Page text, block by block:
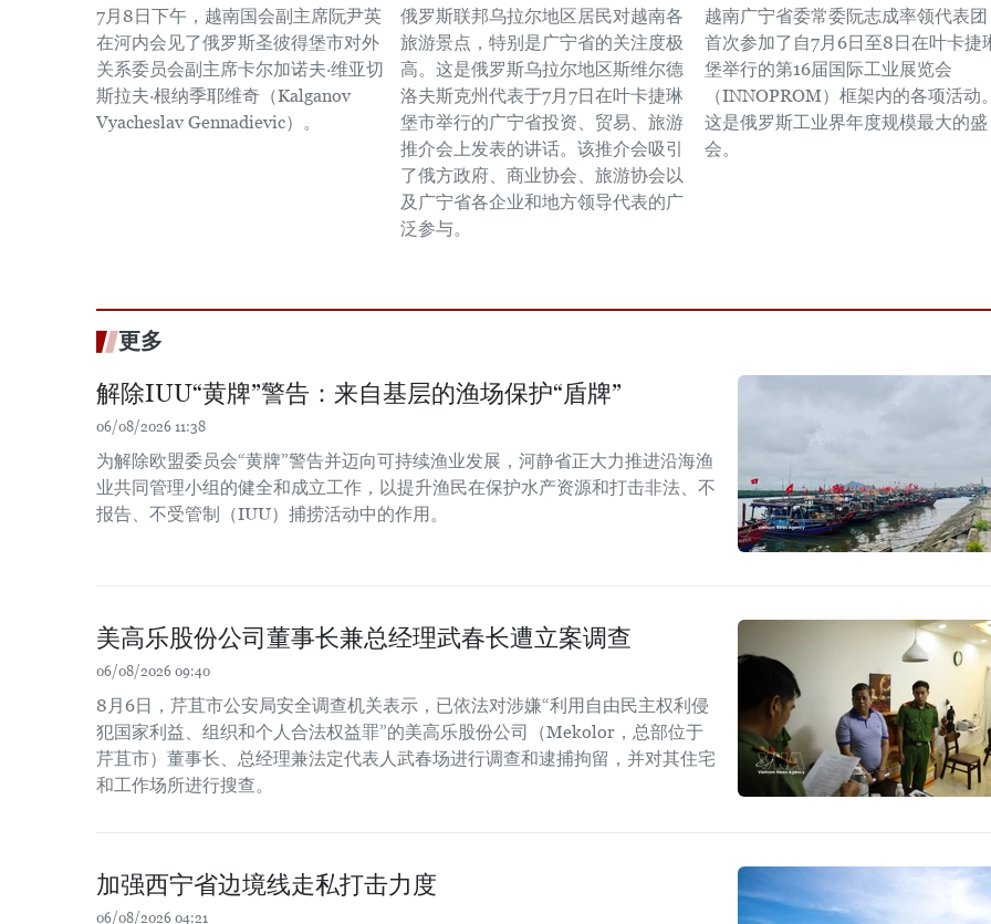
7月8日下午，越南国会副主席阮尹英
在河内会见了俄罗斯圣彼得堡市对外
关系委员会副主席卡尔加诺夫·维亚切
斯拉夫·根纳季耶维奇（Kalganov
Vyacheslav Gennadievic）。
俄罗斯联邦乌拉尔地区居民对越南各
旅游景点，特别是广宁省的关注度极
高。这是俄罗斯乌拉尔地区斯维尔德
洛夫斯克州代表于7月7日在叶卡捷琳
堡市举行的广宁省投资、贸易、旅游
推介会上发表的讲话。该推介会吸引
了俄方政府、商业协会、旅游协会以
及广宁省各企业和地方领导代表的广
泛参与。
越南广宁省委常委阮志成率领代表团
首次参加了自7月6日至8日在叶卡捷
堡举行的第16届国际工业展览会
（INNOPROM）框架内的各项活动
这是俄罗斯工业界年度规模最大的盛
会。
更多
解除IUU“黄牌”警告：来自基层的渔场保护“盾牌”
06/08/2026 11:38
为解除欧盟委员会“黄牌”警告并迈向可持续渔业发展，河静省正大力推进沿海渔
业共同管理小组的健全和成立工作，以提升渔民在保护水产资源和打击非法、不
报告、不受管制（IUU）捕捞活动中的作用。
美高乐股份公司董事长兼总经理武春长遭立案调查
06/08/2026 09:40
8月6日，芹苴市公安局安全调查机关表示，已依法对涉嫌“利用自由民主权利侵
犯国家利益、组织和个人合法权益罪”的美高乐股份公司（Mekolor，总部位于
芹苴市）董事长、总经理兼法定代表人武春场进行调查和逮捕拘留，并对其住宅
和工作场所进行搜查。
加强西宁省边境线走私打击力度
06/08/2026 04:21